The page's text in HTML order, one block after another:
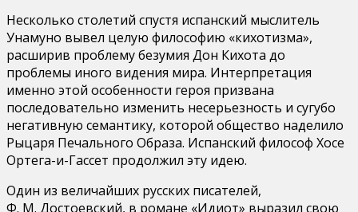
Несколько столетий спустя испанский мыслитель
Унамуно вывел целую философию «кихотизма»,
расширив проблему безумия Дон Кихота до
проблемы иного видения мира. Интерпретация
именно этой особенности героя призвана
последовательно изменить несерьезность и сугубо
негативную семантику, которой общество наделило
Рыцаря Печального Образа. Испанский философ Хосе
Ортега-и-Гассет продолжил эту идею.
Один из величайших русских писателей,
Ф. М. Достоевский, в романе «Идиот» выразил свою